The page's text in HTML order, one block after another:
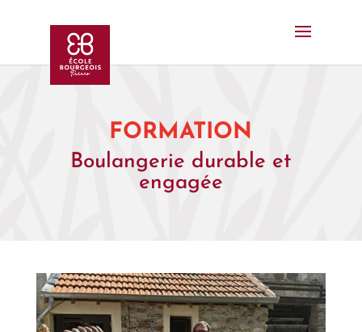
FORMATION
Boulangerie durable et
engagée